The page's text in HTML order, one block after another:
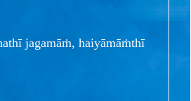
jagamāṁ, haiyāmāṁthī